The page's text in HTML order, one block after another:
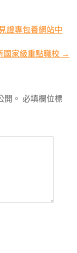
證專包養網站中
國家級重點職校 →
開。 必填欄位標